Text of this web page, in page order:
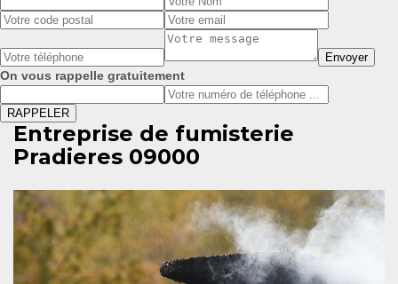
On vous rappelle gratuitement
Entreprise de fumisterie
Pradieres 09000